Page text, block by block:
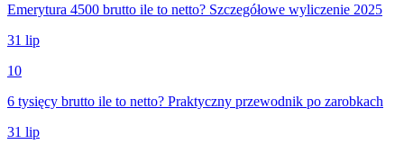
Emerytura 4500 brutto ile to netto? Szczegółowe wyliczenie 2025
31 lip
10
6 tysięcy brutto ile to netto? Praktyczny przewodnik po zarobkach
31 lip